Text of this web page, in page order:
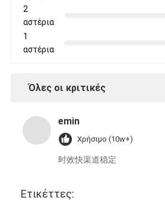
2
αστέρια
1
αστέρια
Όλες οι κριτικές
emin
Χρήσιμο (10w+)
时效快渠道稳定
Ετικέττες: